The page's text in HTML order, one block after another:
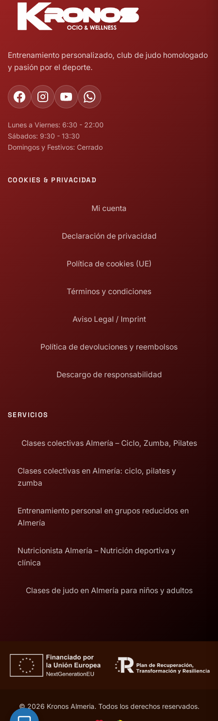
Entrenamiento personalizado, club de judo homologado
y pasión por el deporte.
Lunes a Viernes: 6:30 - 22:00
Sábados: 9:30 - 13:30
Domingos y Festivos: Cerrado
COOKIES & PRIVACIDAD
Mi cuenta
Declaración de privacidad
Política de cookies (UE)
Términos y condiciones
Aviso Legal / Imprint
Política de devoluciones y reembolsos
Descargo de responsabilidad
SERVICIOS
Clases colectivas Almería – Ciclo, Zumba, Pilates
Clases colectivas en Almería: ciclo, pilates y
zumba
Entrenamiento personal en grupos reducidos en
Almería
Nutricionista Almería – Nutrición deportiva y
clínica
Clases de judo en Almería para niños y adultos
© 2026 Kronos Almeria. Todos los derechos reservados.